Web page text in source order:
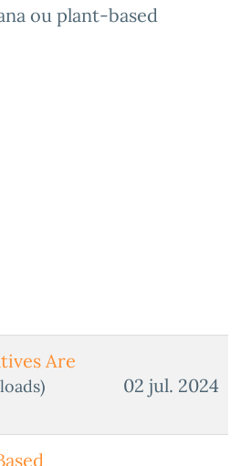
ou plant-based
Are
02 jul. 2024